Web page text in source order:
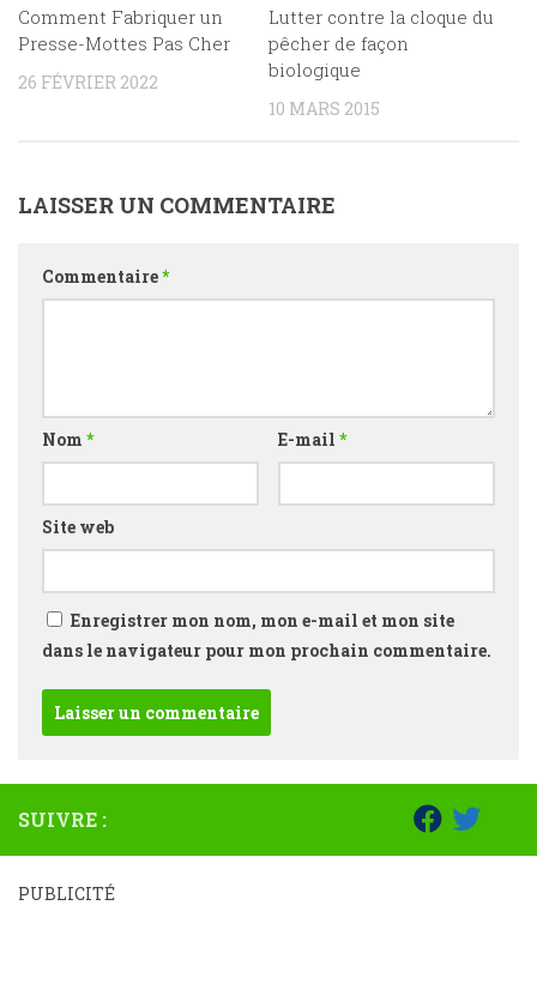
Comment Fabriquer un
Presse-Mottes Pas Cher
26 FÉVRIER 2022
Lutter contre la cloque du
pêcher de façon
biologique
10 MARS 2015
LAISSER UN COMMENTAIRE
Commentaire*
Nom * E-mail *
Site web
Enregistrer mon nom, mon e-mail et mon site
dans le navigateur pour mon prochain commentaire.
SUIVRE :
PUBLICITÉ